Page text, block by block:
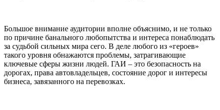
Большое внимание аудитории вполне объяснимо, и не только
по причине банального любопытства и интереса понаблюдать
за судьбой сильных мира сего. В деле любого из «героев»
такого уровня обнажаются проблемы, затрагивающие
ключевые сферы жизни людей. ГАИ – это безопасность на
дорогах, права автовладельцев, состояние дорог и интересы
бизнеса, завязанного на перевозках.